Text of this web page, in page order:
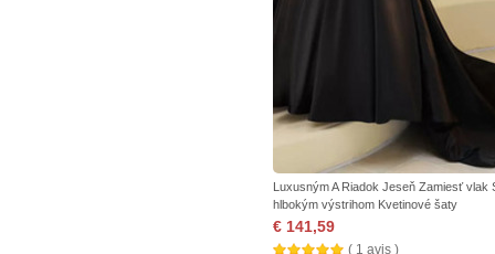
Luxusným A Riadok Jeseň Zamiesť vlak
hlbokým výstrihom Kvetinové šaty
€ 141,59
( 1 avis )